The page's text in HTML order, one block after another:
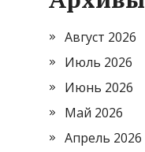
Август 2026
Июль 2026
Июнь 2026
Май 2026
Апрель 2026